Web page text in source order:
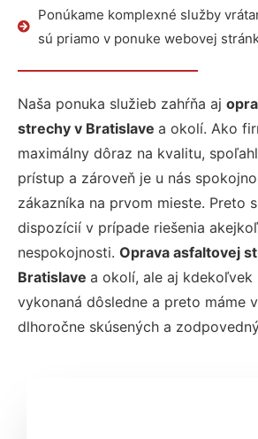
Ponúkame komplexné služby
sú priamo v ponuke webovej
Naša ponuka služieb zahŕňa aj
strechy v Bratislave a okolí. Ako
maximálny dôraz na kvalitu,
prístup a zároveň je u nás
zákazníka na prvom mieste. Preto
dispozícií v prípade riešenia
nespokojnosti. Oprava asfaltovej
Bratislave a okolí, ale aj kdekoľvek
vykonaná dôsledne a preto máme
dlhoročne skúsených a